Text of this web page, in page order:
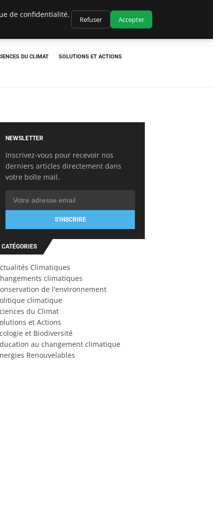
DU CLIMAT SOLUTIONS ET ACTIONS
NEWSLETTER
Inscrivez-vous pour recevoir nos
derniers articles directement dans
votre boîte mail.
S'INSCRIRE
CATÉGORIES
Climatiques
climatiques
de l'environnement
climatique
du Climat
et Actions
et Biodiversité
au changement climatique
Renouvelables
de confidentialité.
Refuser Accepter